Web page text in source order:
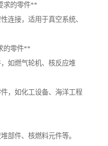
求的零件**
连接，适用于真空系统、
的零件**
如燃气轮机、核反应堆
，如化工设备、海洋工程
部件、核燃料元件等。